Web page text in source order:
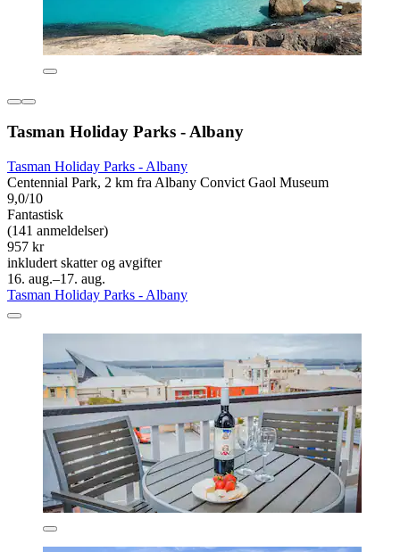
Tasman Holiday Parks - Albany
Tasman Holiday Parks - Albany
Centennial Park, 2 km fra Albany Convict Gaol Museum
9,0/10
Fantastisk
(141 anmeldelser)
957 kr
inkludert skatter og avgifter
16. aug.–17. aug.
Tasman Holiday Parks - Albany